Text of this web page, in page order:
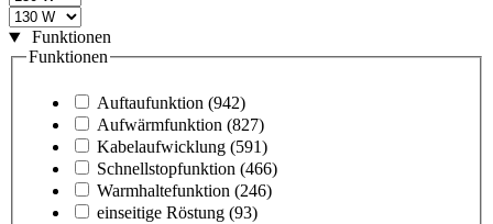
Funktionen
Funktionen
Auftaufunktion (942)
Aufwärmfunktion (827)
Kabelaufwicklung (591)
Schnellstopfunktion (466)
Warmhaltefunktion (246)
einseitige Röstung (93)